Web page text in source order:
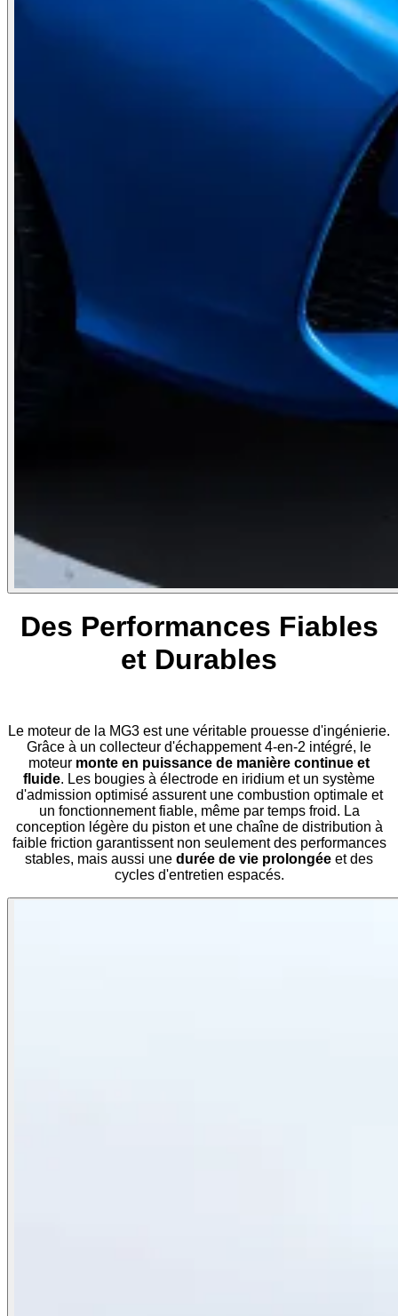
Des Performances Fiables
et Durables
Le moteur de la MG3 est une véritable prouesse d'ingénierie.
Grâce à un collecteur d'échappement 4-en-2 intégré, le
moteur monte en puissance de manière continue et
fluide. Les bougies à électrode en iridium et un système
d'admission optimisé assurent une combustion optimale et
un fonctionnement fiable, même par temps froid. La
conception légère du piston et une chaîne de distribution à
faible friction garantissent non seulement des performances
stables, mais aussi une durée de vie prolongée et des
cycles d'entretien espacés.